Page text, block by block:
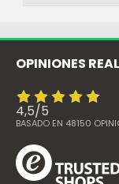
OPINIONES
4,5/5
BASADO EN 48150